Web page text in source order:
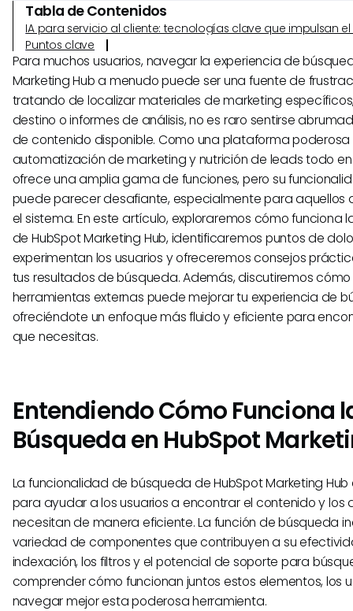
Tabla de Contenidos
IA para servicio al cliente: tecnologías clave que impulsan
Puntos clave
Para muchos usuarios, navegar la experiencia de
Marketing Hub a menudo puede ser una fuente de
tratando de localizar materiales de marketing
destino o informes de análisis, no es raro sentirse
de contenido disponible. Como una plataforma
automatización de marketing y nutrición de leads todo en
ofrece una amplia gama de funciones, pero su
puede parecer desafiante, especialmente para aquellos
el sistema. En este artículo, exploraremos cómo funciona
de HubSpot Marketing Hub, identificaremos puntos de
experimentan los usuarios y ofreceremos consejos
tus resultados de búsqueda. Además, discutiremos
herramientas externas puede mejorar tu experiencia de
ofreciéndote un enfoque más fluido y eficiente para
que necesitas.
Entendiendo Cómo Funciona
Búsqueda en HubSpot
La funcionalidad de búsqueda de HubSpot Marketing
para ayudar a los usuarios a encontrar el contenido y los
necesitan de manera eficiente. La función de búsqueda
variedad de componentes que contribuyen a su
indexación, los filtros y el potencial de soporte para
comprender cómo funcionan juntos estos elementos, los
navegar mejor esta poderosa herramienta.